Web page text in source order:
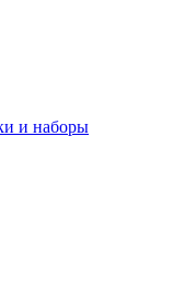
и наборы